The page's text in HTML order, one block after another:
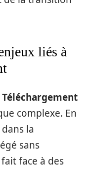
liés à
Téléchargement
complexe. En
la
sans
face à des